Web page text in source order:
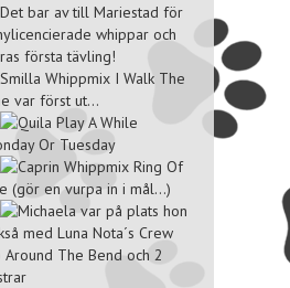
Det bar av till Mariestad för
whippar och
första tävling!
Smilla Whippmix I Walk The
var först ut…
Quila Play A While
Or Tuesday
Caprin Whippmix Ring Of
(gör en vurpa in i mål…)
Michaela var på plats hon
med Luna Nota´s Crew
Around The Bend och 2